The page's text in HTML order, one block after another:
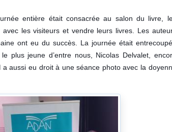
entière était consacrée au salon du livre,
les visiteurs et vendre leurs livres. Les
ont eu du succès. La journée était
le plus jeune d’entre nous, Nicolas Delvalet,
a aussi eu droit à une séance photo avec la